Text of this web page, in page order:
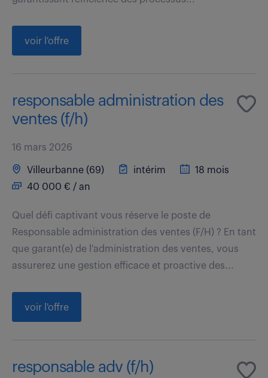
voir l'offre
responsable administration des
ventes (f/h)
16 mars 2026
Villeurbanne (69) intérim
18 mois
40 000 € / an
Quel défi captivant vous réserve le poste de
Responsable administration des ventes (F/H) ? En tant
que garant(e) de l'administration des ventes, vous
assurerez une gestion efficace et proactive des...
voir l'offre
responsable adv (f/h)